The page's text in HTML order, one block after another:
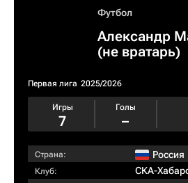
Футбол
Александр
(не вратарь)
Первая лига 2025/2026
Игры
7
Голы
–
Страна: Россия
Клуб: СКА-